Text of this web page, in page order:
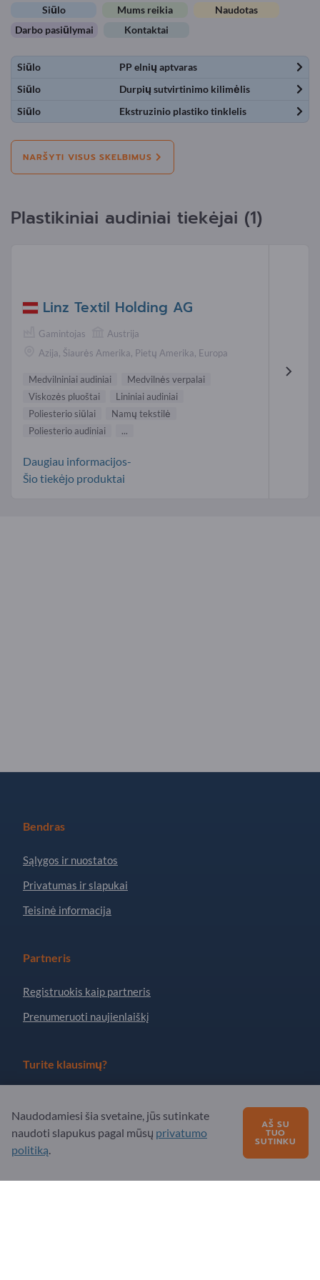
Siūlo
Mums reikia
Naudotas
Darbo pasiūlymai
Kontaktai
Siūlo
PP elnių aptvaras
Siūlo
Durpių sutvirtinimo kilimėlis
Siūlo
Ekstruzinio plastiko tinklelis
NARŠYTI VISUS SKELBIMUS
Plastikiniai audiniai tiekėjai (1)
Linz Textil Holding AG
Gamintojas
Austrija
Azija, Šiaurės Amerika, Pietų Amerika, Europa
Medvilniniai audiniai
Medvilnės verpalai
Viskozės pluoštai
Lininiai audiniai
Poliesterio siūlai
Namų tekstilė
Poliesterio audiniai
...
Daugiau informacijos-
Šio tiekėjo produktai
Bendras
Sąlygos ir nuostatos
Privatumas ir slapukai
Teisinė informacija
Partneris
Registruokis kaip partneris
Prenumeruoti naujienlaiškį
Turite klausimų?
Mūsų siūlomos paslaugos
Apie mus
Naudodamiesi šia svetaine, jūs sutinkate
naudoti slapukus pagal mūsų privatumo
politiką.
AŠ SU
TUO
SUTINKU